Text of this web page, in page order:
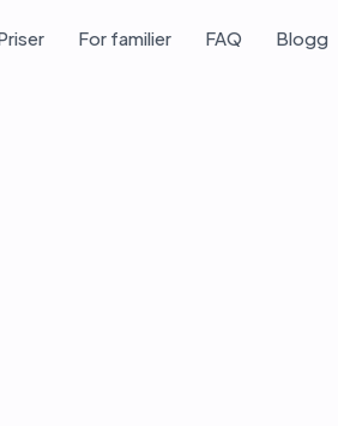
For familier FAQ Blogg